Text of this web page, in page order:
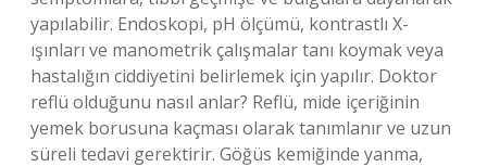
yapılabilir. Endoskopi, pH ölçümü, kontrastlı X-
ışınları ve manometrik çalışmalar tanı koymak veya
hastalığın ciddiyetini belirlemek için yapılır. Doktor
reflü olduğunu nasıl anlar? Reflü, mide içeriğinin
yemek borusuna kaçması olarak tanımlanır ve uzun
süreli tedavi gerektirir. Göğüs kemiğinde yanma,